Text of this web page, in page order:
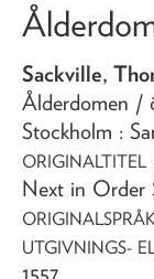
Sackville,
Ålderdomen /
Stockholm :
ORIGINALTITEL
Next in Order
ORIGINALSPRÅK
UTGIVNINGS-